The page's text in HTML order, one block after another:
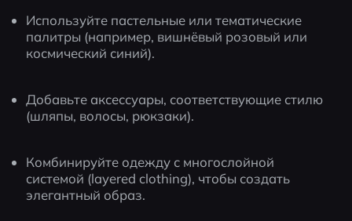
Используйте пастельные или тематические
палитры (например, вишнёвый розовый или
космический синий).
Добавьте аксессуары, соответствующие стилю
(шляпы, волосы, рюкзаки).
Комбинируйте одежду с многослойной
системой (layered clothing), чтобы создать
элегантный образ.